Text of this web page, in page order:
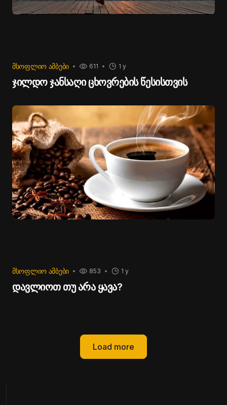
ᲛᲡᲝᲤᲚᲘᲝ ᲐᲛᲑᲔᲑᲘ 1 y
611
ჯილდო ჯანსაღი ცხოვრების წესისთვის
ᲛᲡᲝᲤᲚᲘᲝ ᲐᲛᲑᲔᲑᲘ 1 y
853
დავლიოთ თუ არა ყავა?
Load more